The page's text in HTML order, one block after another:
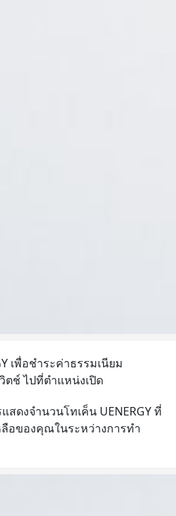
เพื่อชำระค่าธรรมเนียม
ช์ ไปที่ตำแหน่งเปิด
ดงจำนวนโทเค็น UENERGY ที่
อของคุณในระหว่างการทำ